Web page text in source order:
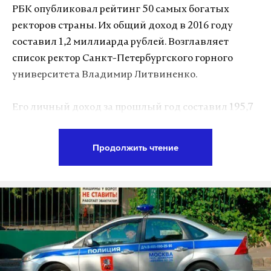
Макс Telegram
РБК опубликовал рейтинг 50 самых богатых
ректоров страны. Их общий доход в 2016 году
составил 1,2 миллиарда рублей. Возглавляет
список ректор Санкт-Петербургского горного
университета Владимир Литвиненко.
Его личный доход за прошлый год составил 195,7
мультимиллионер владеет акциями
производителя удобрений «ФосАгро», в 2017 году
он увеличил свою долю в компании до 19,35%.
Отметим, что Литвиненко — близкий друг
Продолжить чтение